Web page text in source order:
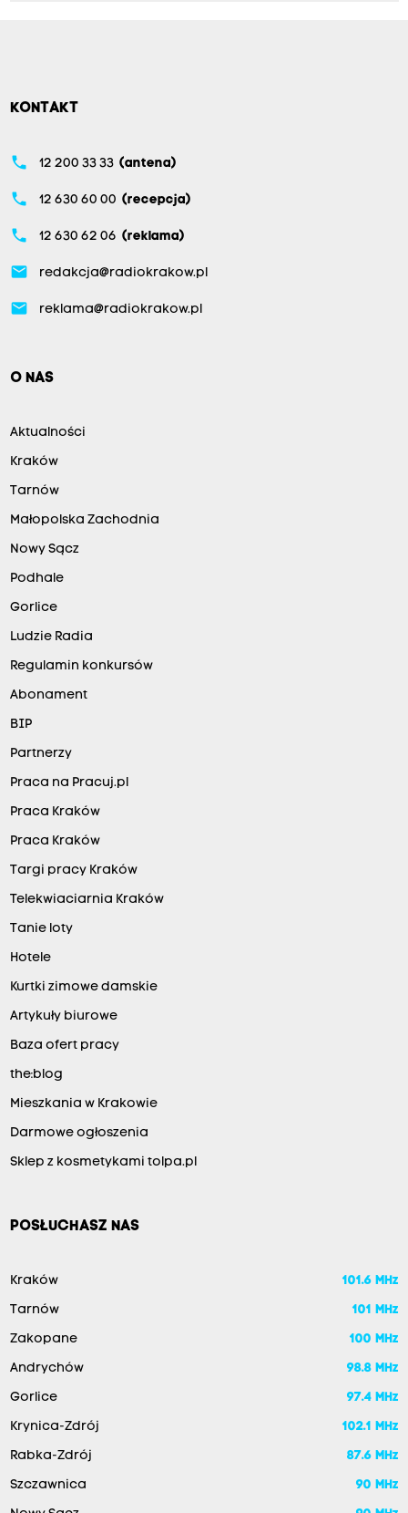
KONTAKT
phone 12 200 33 33 (antena)
phone 12 630 60 00 (recepcja)
phone 12 630 62 06 (reklama)
email redakcja@radiokrakow.pl
email reklama@radiokrakow.pl
O NAS
Aktualności
Kraków
Tarnów
Małopolska Zachodnia
Nowy Sącz
Podhale
Gorlice
Ludzie Radia
Regulamin konkursów
Abonament
BIP
Partnerzy
Praca na Pracuj.pl
Praca Kraków
Praca Kraków
Targi pracy Kraków
Telekwiaciarnia Kraków
Tanie loty
Hotele
Kurtki zimowe damskie
Artykuły biurowe
Baza ofert pracy
the:blog
Mieszkania w Krakowie
Darmowe ogłoszenia
Sklep z kosmetykami tolpa.pl
POSŁUCHASZ NAS
Kraków 101.6 MHz
Tarnów 101 MHz
Zakopane 100 MHz
Andrychów 98.8 MHz
Gorlice 97.4 MHz
Krynica-Zdrój 102.1 MHz
Rabka-Zdrój 87.6 MHz
Szczawnica 90 MHz